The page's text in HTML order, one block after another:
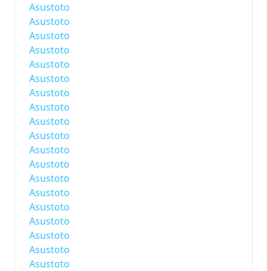
Asustoto
Asustoto
Asustoto
Asustoto
Asustoto
Asustoto
Asustoto
Asustoto
Asustoto
Asustoto
Asustoto
Asustoto
Asustoto
Asustoto
Asustoto
Asustoto
Asustoto
Asustoto
Asustoto